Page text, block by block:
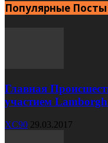
Популярные Посты
Главная
участием
XC90 29.03.2017